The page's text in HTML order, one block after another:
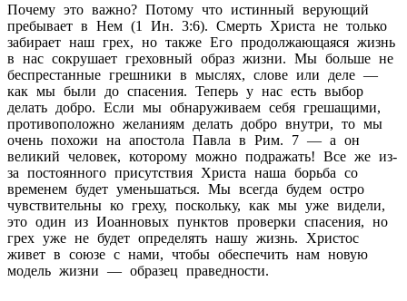
Почему это важно? Потому что истинный верующий
пребывает в Нем (1 Ин. 3:6). Смерть Христа не только
забирает наш грех, но также Его продолжающаяся жизнь
в нас сокрушает греховный образ жизни. Мы больше не
беспрестанные грешники в мыслях, слове или деле —
как мы были до спасения. Теперь у нас есть выбор
делать добро. Если мы обнаруживаем себя грешащими,
противоположно желаниям делать добро внутри, то мы
очень похожи на апостола Павла в Рим. 7 — а он
великий человек, которому можно подражать! Все же из-
за постоянного присутствия Христа наша борьба со
временем будет уменьшаться. Мы всегда будем остро
чувствительны ко греху, поскольку, как мы уже видели,
это один из Иоанновых пунктов проверки спасения, но
грех уже не будет определять нашу жизнь. Христос
живет в союзе с нами, чтобы обеспечить нам новую
модель жизни — образец праведности.